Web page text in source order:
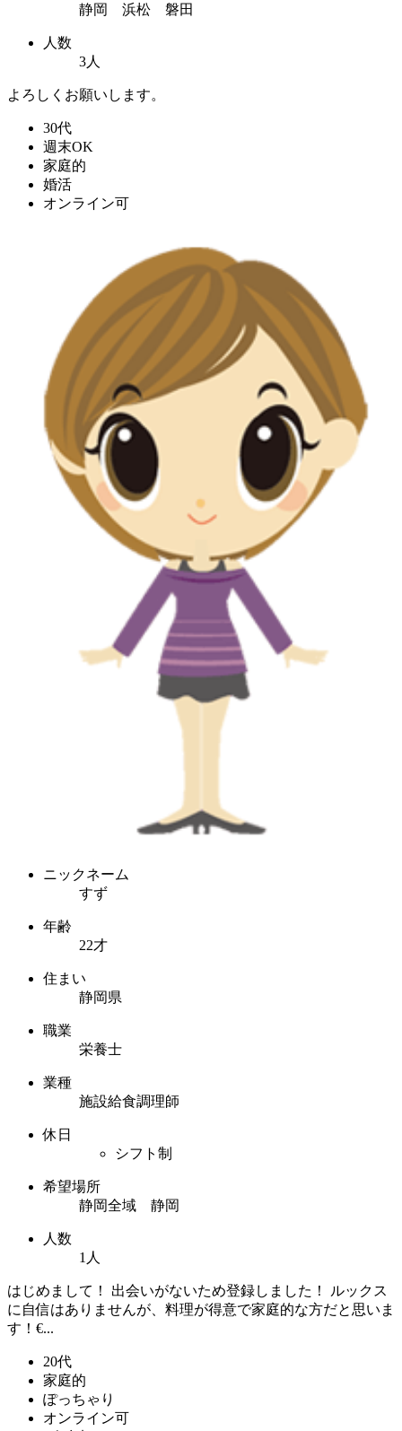
静岡 浜松 磐田
人数
3人
よろしくお願いします。
30代
週末OK
家庭的
婚活
オンライン可
ニックネーム
すず
年齢
22才
住まい
静岡県
職業
栄養士
業種
施設給食調理師
休日
シフト制
希望場所
静岡全域 静岡
人数
1人
はじめまして！ 出会いがないため登録しました‪！ ルックス
に自信はありませんが、料理が得意で家庭的な方だと思いま
す！€...
20代
家庭的
ぽっちゃり
オンライン可